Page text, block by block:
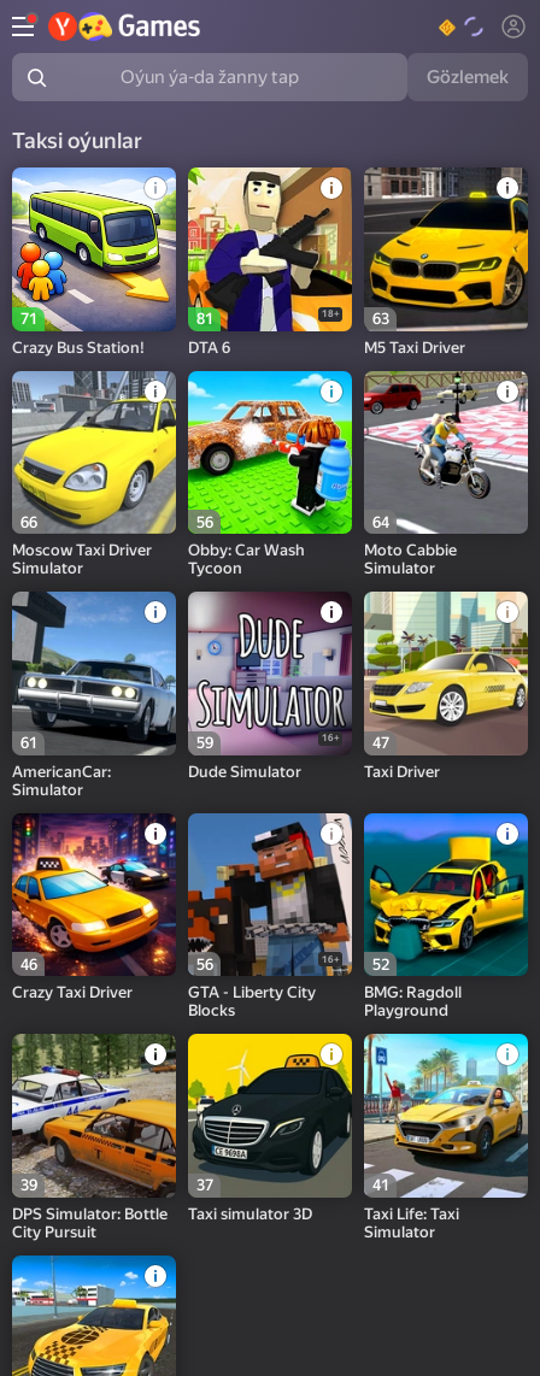
Oýun ýa-da žanny tap Gözlemek
Taksi oýunlar
71
Crazy Bus Station!
81 18+
DTA 6
63
M5 Taxi Driver
66
Moscow Taxi Driver
Simulator
56
Obby: Car Wash
Tycoon
64
Moto Cabbie
Simulator
61
AmericanCar:
Simulator
59 16+
Dude Simulator
47
Taxi Driver
46
Crazy Taxi Driver
56 16+
GTA - Liberty City
Blocks
52
BMG: Ragdoll
Playground
39
DPS Simulator: Bottle
City Pursuit
37
Taxi simulator 3D
41
Taxi Life: Taxi
Simulator